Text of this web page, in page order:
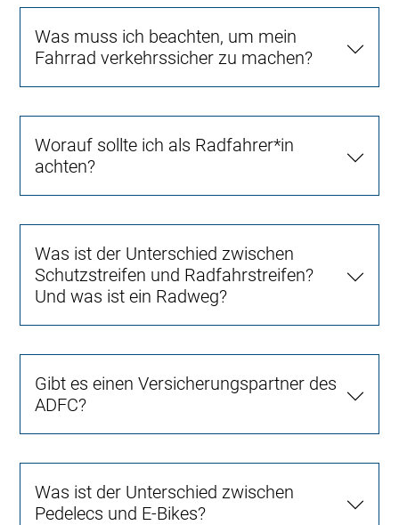
Was muss ich beachten, um mein
Fahrrad verkehrssicher zu machen?
Worauf sollte ich als Radfahrer*in
achten?
Was ist der Unterschied zwischen
Schutzstreifen und Radfahrstreifen?
Und was ist ein Radweg?
Gibt es einen Versicherungspartner des
ADFC?
Was ist der Unterschied zwischen
Pedelecs und E-Bikes?